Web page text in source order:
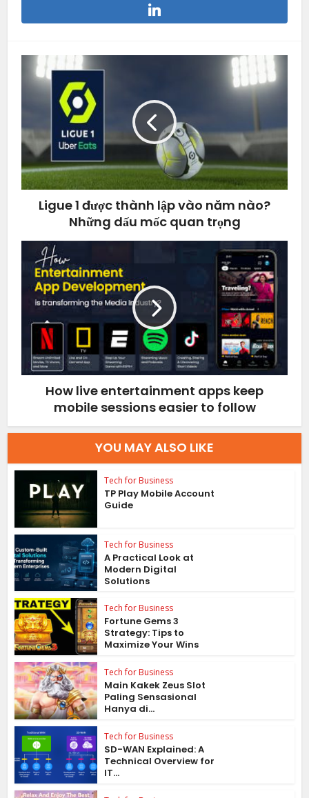
Ligue 1 được thành lập vào năm nào?
Những dấu mốc quan trọng
How live entertainment apps keep
mobile sessions easier to follow
YOU MAY ALSO LIKE
Tech for Business
TP Play Mobile Account
Guide
Tech for Business
A Practical Look at
Modern Digital
Solutions
Tech for Business
Fortune Gems 3
Strategy: Tips to
Maximize Your Wins
Tech for Business
Main Kakek Zeus Slot
Paling Sensasional
Hanya di...
Tech for Business
SD-WAN Explained: A
Technical Overview for
IT...